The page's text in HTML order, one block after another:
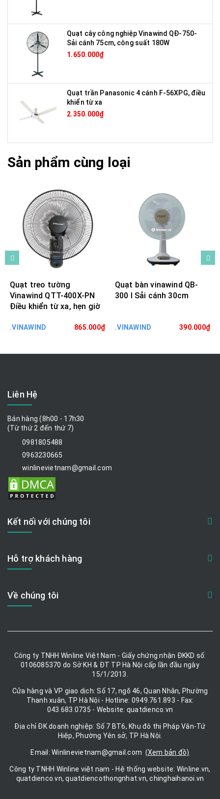
Quạt cây công nghiệp Vinawind QĐ-750-
Sải cánh 75cm, công suất 180W
1.650.000₫
Quạt trần Panasonic 4 cánh F-56XPG, điều
khiển từ xa
2.350.000₫
Sản phẩm cùng loại
Quạt treo tường
Vinawind QTT-400X-PN
Điều khiển từ xa, hẹn giờ
.VINAWIND 865.000₫
Quạt bàn vinawind QB-
300 I Sải cánh 30cm
.VINAWIND 390.000₫
Liên Hệ
Bán hàng (8h00 - 17h30
(Từ thứ 2 đến thứ 7)
0981805488
0963230665
winlinevietnam@gmail.com
Kết nối với chúng tôi
Hỗ trợ khách hàng
Về chúng tôi
Công ty TNHH Winline Việt Nam - Giấy chứng nhận ĐKKD số:
0106085370 do Sở KH & ĐT TP Hà Nội cấp lần đầu ngày
15/1/2013.
Cửa hàng và VP giao dịch: Số 17, ngõ 46, Quan Nhân, Phường
Thanh xuân, TP Hà Nội - Hotline: 0949.761.893 - Fax:
043.683.0735 - Website: quatdienco.vn
Địa chỉ ĐK doanh nghiệp: Số 7 BT6, Khu đô thị Pháp Vân-Tứ
Hiệp, Phường Yên sở, TP Hà Nội.
Email: Winlinevietnam@gmail.com (Xem bản đồ)
Công ty TNHH Winline việt nam - Hệ thống website: Winline.vn,
quatdienco.vn, quatdiencothongnhat.vn, chinghaihanoi.vn